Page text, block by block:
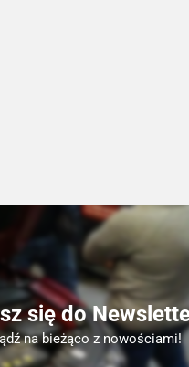
się do
na bieżąco z nowościami!